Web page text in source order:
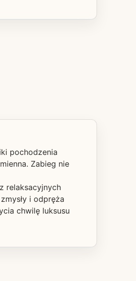
pochodzenia
Zabieg nie
relaksacyjnych
i odpręża
chwilę luksusu